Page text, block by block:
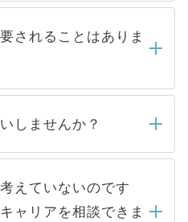
日以内にはご連絡をせて
しばらくお待ちくださ
取り扱っている求人の
サイトからご覧いただ
」です。非公開求人は
、一般には公開してい
ため 人気のある医療機
と、応募が殺到する場
る条件に合った人材の
依頼するケースが増え
されることはありま
ることは一切ありませ
先から内定をいただい
ありません。内定先へ
リアパートナーが行い
しませんか？
ることはありませんの
。当サイトからの登録
録者様の個人情報は、
えていないのです
ャリアを相談できま